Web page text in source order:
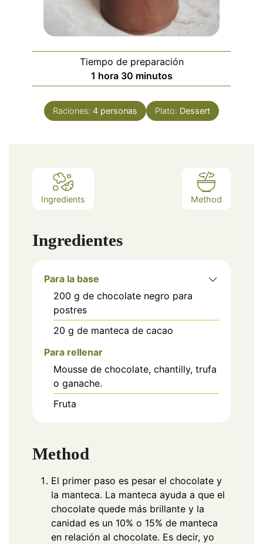
Tiempo de preparación
1 hora
hora 30minutos
minutos
Raciones: 4 personas Plato: Dessert
Ingredients Method
Ingredientes
Para la base
200 g de chocolate negro para
postres
20 g de manteca de cacao
Para rellenar
Mousse de chocolate, chantilly, trufa
o ganache.
Fruta
Method
El primer paso es pesar el chocolate y
la manteca. La manteca ayuda a que el
chocolate quede más brillante y la
canidad es un 10% o 15% de manteca
en relación al chocolate. Es decir, yo